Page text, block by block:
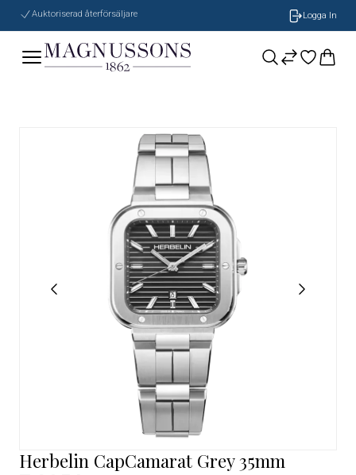
Auktoriserad återförsäljare Logga In
Herbelin CapCamarat Grey 35mm